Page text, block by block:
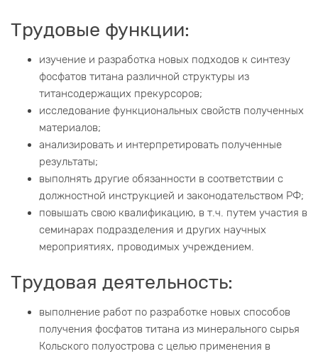
Трудовые функции:
изучение и разработка новых подходов к синтезу
фосфатов титана различной структуры из
титансодержащих прекурсоров;
исследование функциональных свойств полученных
материалов;
анализировать и интерпретировать полученные
результаты;
выполнять другие обязанности в соответствии с
должностной инструкцией и законодательством РФ;
повышать свою квалификацию, в т.ч. путем участия в
семинарах подразделения и других научных
мероприятиях, проводимых учреждением.
Трудовая деятельность:
выполнение работ по разработке новых способов
получения фосфатов титана из минерального сырья
Кольского полуострова с целью применения в